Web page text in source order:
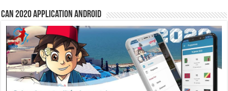
CAN 2020 Application Android